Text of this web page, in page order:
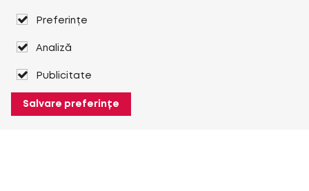
Preferințe
Analiză
Publicitate
Salvare preferințe